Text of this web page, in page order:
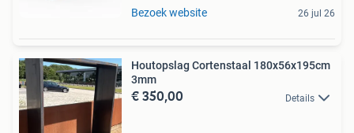
Bezoek website 26 jul 26
Houtopslag Cortenstaal 180x56x195cm
3mm
€ 350,00 Details